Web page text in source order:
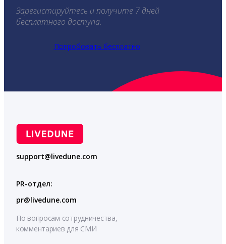
Зарегистируйтесь и получите 7 дней
бесплатного доступа.
Попробовать бесплатно
support@livedune.com
PR-отдел:
pr@livedune.com
По вопросам сотрудничества,
комментариев для СМИ